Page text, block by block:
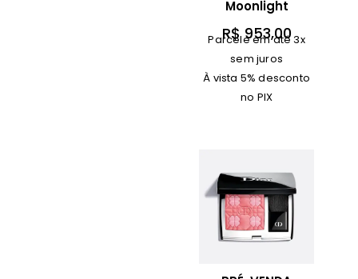
Moonlight
R$953,00
Parcele em até 3x
sem juros
À vista 5% desconto
no PIX